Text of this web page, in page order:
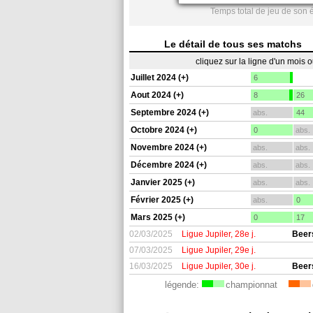
Temps total de jeu de son
Le détail de tous ses matchs
cliquez sur la ligne d'un mois
Juillet 2024 (+)
6
Aout 2024 (+) 8 26
Septembre 2024 (+) abs. 44
Octobre 2024 (+) 0 abs.
Novembre 2024 (+) abs. abs.
Décembre 2024 (+) abs. abs.
Janvier 2025 (+) abs. abs.
Février 2025 (+) abs. 0
Mars 2025 (+) 0 17
02/03/2025 Ligue Jupiler, 28e j.
07/03/2025
Ligue Jupiler, 29e j.
16/03/2025
Ligue Jupiler, 30e j.
légende: championnat